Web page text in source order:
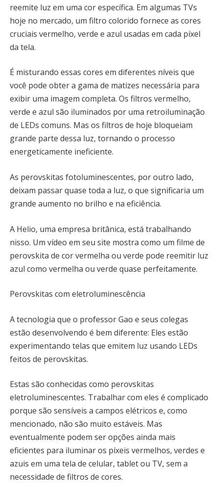
reemite luz em uma cor específica. Em algumas TVs
hoje no mercado, um filtro colorido fornece as cores
cruciais vermelho, verde e azul usadas em cada píxel
da tela.
É misturando essas cores em diferentes níveis que
você pode obter a gama de matizes necessária para
exibir uma imagem completa. Os filtros vermelho,
verde e azul são iluminados por uma retroiluminação
de LEDs comuns. Mas os filtros de hoje bloqueiam
grande parte dessa luz, tornando o processo
energeticamente ineficiente.
As perovskitas fotoluminescentes, por outro lado,
deixam passar quase toda a luz, o que significaria um
grande aumento no brilho e na eficiência.
A Helio, uma empresa britânica, está trabalhando
nisso. Um vídeo em seu site mostra como um filme de
perovskita de cor vermelha ou verde pode reemitir luz
azul como vermelha ou verde quase perfeitamente.
Perovskitas com eletroluminescência
A tecnologia que o professor Gao e seus colegas
estão desenvolvendo é bem diferente: Eles estão
experimentando telas que emitem luz usando LEDs
feitos de perovskitas.
Estas são conhecidas como perovskitas
eletroluminescentes. Trabalhar com eles é complicado
porque são sensíveis a campos elétricos e, como
mencionado, não são muito estáveis. Mas
eventualmente podem ser opções ainda mais
eficientes para iluminar os píxeis vermelhos, verdes e
azuis em uma tela de celular, tablet ou TV, sem a
necessidade de filtros de cores.